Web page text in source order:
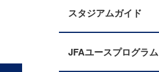
スタジアムガイド
JFAユースプログラム